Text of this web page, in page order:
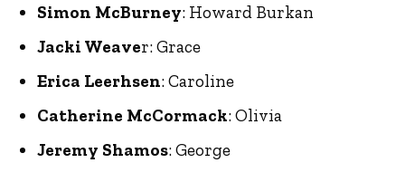
Simon McBurney: Howard Burkan
Jacki Weaver: Grace
Erica Leerhsen: Caroline
Catherine McCormack: Olivia
Jeremy Shamos: George